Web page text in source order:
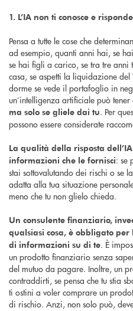
1. L’IA non ti conosce e
Pensa a tutte le cose che
ad esempio, quanti anni hai, se
se hai figli a carico, se tra tre
casa, se aspetti la liquidazione del
dorme se vede il portafoglio in
un’intelligenza artificiale può
ma solo se gliele dai tu. Per
possono essere considerate
La qualità della risposta
informazioni che le fornisci: se
stai sottovalutando dei rischi o se
adatta alla tua situazione
meno che tu non glielo chieda.
Un consulente finanziario,
qualsiasi cosa, è obbligato
di informazioni su di te. È
un prodotto finanziario senza
del mutuo da pagare. Inoltre, un
contraddirti, se pensa che tu stia
ti ostini a voler comprare un
di rischio. Anzi, non solo può,